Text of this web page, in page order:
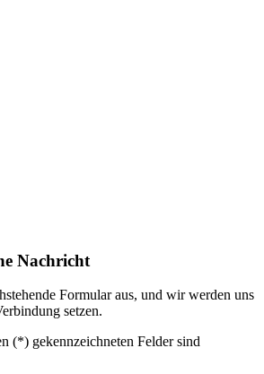
Nachricht
Formular aus, und wir werden uns
setzen.
(*) gekennzeichneten Felder sind